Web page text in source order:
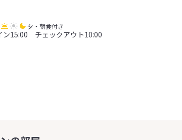
夕・朝食付き
ン15:00 チェックアウト10:00